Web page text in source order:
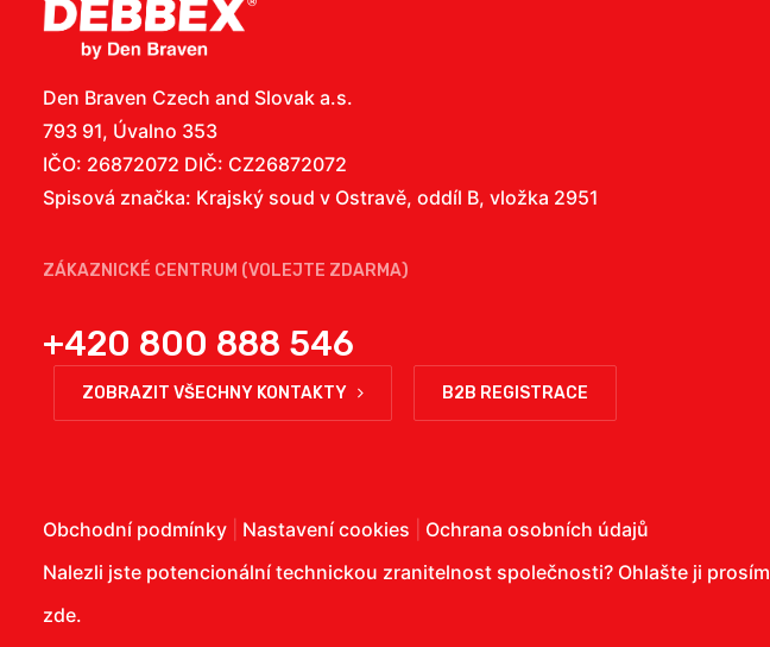
Den Braven Czech and Slovak a.s.
793 91, Úvalno 353
IČO: 26872072 DIČ: CZ26872072
Spisová značka: Krajský soud v Ostravě, oddíl B, vložka 2951
ZÁKAZNICKÉ CENTRUM (VOLEJTE ZDARMA)
+420 800 888 546
ZOBRAZIT VŠECHNY KONTAKTY B2B REGISTRACE
Obchodní podmínky Nastavení cookies
Ochrana osobních údajů
Nalezli jste potencionální technickou zranitelnost společnosti? Ohlašte ji prosím
zde.